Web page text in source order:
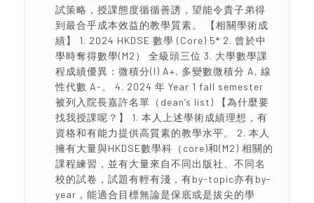
試策略，授課態度循循善誘，望能令貴子弟得
到最合乎成本效益的教學質素。 【相關學術成
績】 1. 2024 HKDSE 數學 (Core) 5* 2. 曾於中
學時奪得數學(M2） 全級頭三位 3. 大學數學課
程成績優異：微積分(I) A+, 多變數微積分 A, 線
性代數 A-。 4. 2024 年 Year 1 fall semester
被列入院長嘉許名單（dean’s list) 【為什麼要
找我授課呢？】 1. 本人上述學術成績理想，有
資格和有能力提供高質素的教學水平。 2. 本人
擁有大量與HKDSE數學科（core)和(M2) 相關的
課程練習，並有大量來自不同出版社、不同名
校的試卷，試題有輕有淺，有by-topic亦有by-
year，能適合目標無論是保底或是拔尖的學